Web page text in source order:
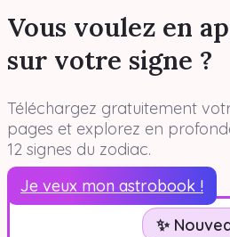
Vous voulez en
sur votre signe ?
Téléchargez gratuitement
pages et explorez en
12 signes du zodiac.
Je veux mon astrobook !
✨